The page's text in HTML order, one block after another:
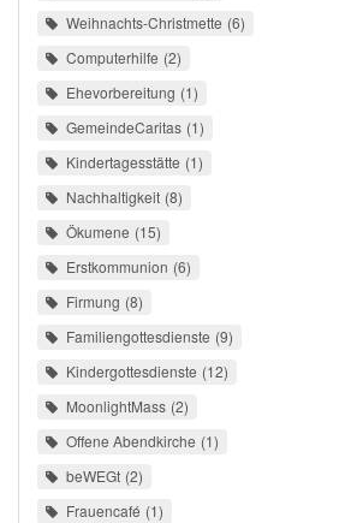
Weihnachts-Christmette 6
Computerhilfe 2
Ehevorbereitung 1
GemeindeCaritas 1
Kindertagesstätte 1
Nachhaltigkeit 8
Ökumene 15
Erstkommunion 6
Firmung 8
Familiengottesdienste 9
Kindergottesdienste 12
MoonlightMass 2
Offene Abendkirche 1
beWEGt 2
Frauencafé 1